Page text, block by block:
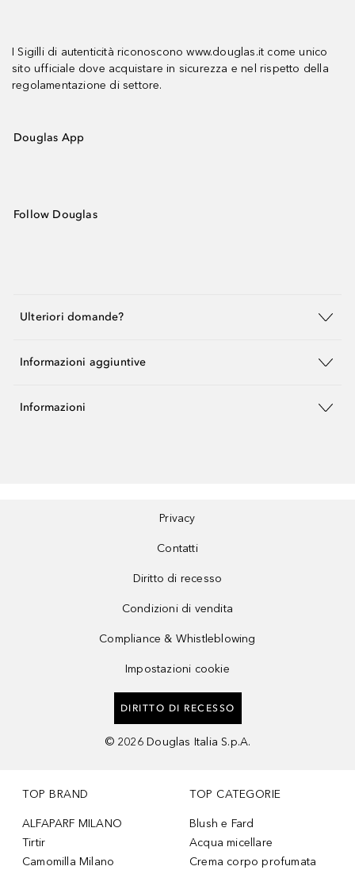
I Sigilli di autenticità riconoscono www.douglas.it come unico
sito ufficiale dove acquistare in sicurezza e nel rispetto della
regolamentazione di settore.
Douglas App
Follow Douglas
Ulteriori domande?
Informazioni aggiuntive
Informazioni
Privacy
Contatti
Diritto di recesso
Condizioni di vendita
Compliance & Whistleblowing
Impostazioni cookie
DIRITTO DI RECESSO
© 2026 Douglas Italia S.p.A.
TOP BRAND
ALFAPARF MILANO
Tirtir
Camomilla Milano
TOP CATEGORIE
Blush e Fard
Acqua micellare
Crema corpo profumata